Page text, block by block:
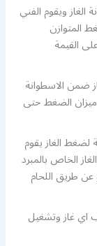
الغاز ويقوم الفني
المتوازن
القيمة
ضمن الاسطوانة
الضغط حتى
الغاز يقوم
الخاص بالمبرد
طريق اللحام
اي غاز وتشغيل